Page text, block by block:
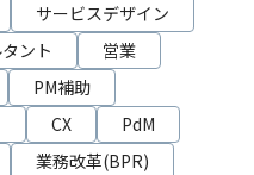
サービスデザイン
ント
営業
PM補助
CX
PdM
業務改革(BPR)